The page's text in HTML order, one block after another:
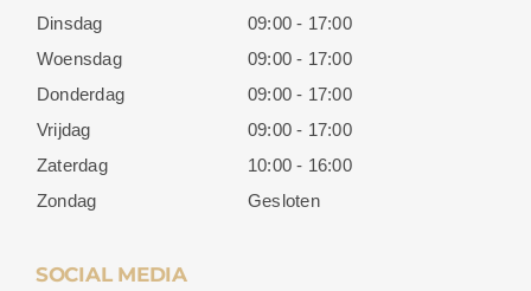
Dinsdag
09:00 - 17:00
Woensdag
09:00 - 17:00
Donderdag
09:00 - 17:00
Vrijdag
09:00 - 17:00
Zaterdag
10:00 - 16:00
Zondag
Gesloten
SOCIAL MEDIA